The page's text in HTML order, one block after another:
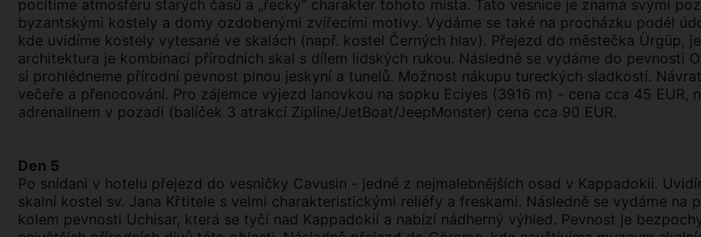
pocítíme atmosféru starých časů a „řecký“ charakter tohoto místa. Tato vesnice je známá svými
byzantskými kostely a domy ozdobenými zvířecími motivy. Vydáme se také na procházku podél
kde uvidíme kostely vytesané ve skalách (např. kostel Černých hlav). Přejezd do městečka Ürgüp,
architektura je kombinací přírodních skal s dílem lidských rukou. Následně se vydáme do pevnosti
si prohlédneme přírodní pevnost plnou jeskyní a tunelů. Možnost nákupu tureckých sladkostí.
večeře a přenocování. Pro zájemce výjezd lanovkou na sopku Eciyes (3916 m) - cena cca 45 EUR,
adrenalinem v pozadí (balíček 3 atrakcí Zipline/JetBoat/JeepMonster) cena cca 90 EUR.
Den 5
Po snídani v hotelu přejezd do vesničky Cavusin - jedné z nejmalebnějších osad v Kappadokii.
skalní kostel sv. Jana Křtitele s velmi charakteristickými reliéfy a freskami. Následně se vydáme na
kolem pevnosti Uchisar, která se tyčí nad Kappadokií a nabízí nádherný výhled. Pevnost je